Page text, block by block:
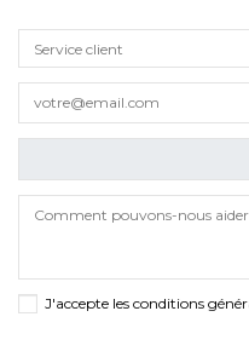
J'accepte les conditions